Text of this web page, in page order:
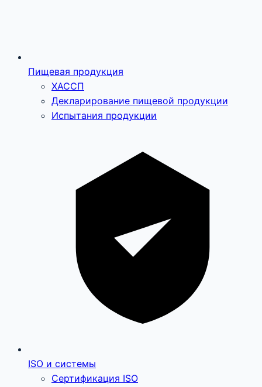
Пищевая продукция
ХАССП
Декларирование пищевой продукции
Испытания продукции
ISO и системы
Сертификация ISO